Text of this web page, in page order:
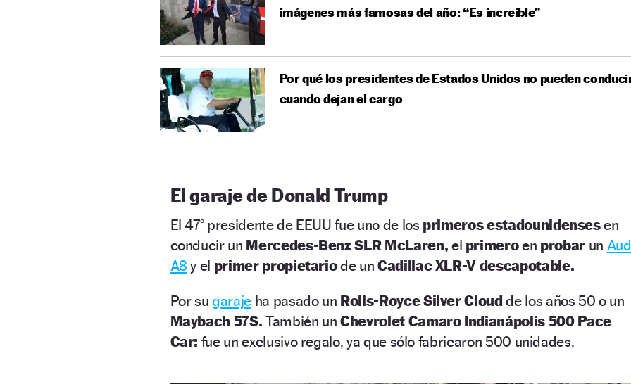
imágenes más famosas del año: “Es increíble”
Por qué los presidentes de Estados Unidos no pueden
cuando dejan el cargo
El garaje de Donald Trump
El 47º presidente de EEUU fue uno de los primeros estadounidensesen
conducir un Mercedes-Benz SLR McLaren, el primeroen probar un
A8y el primer propietariode un Cadillac XLR-V descapotable.
Por sugarajeha pasado un Rolls-Royce Silver Cloudde los años 50 o un
Maybach 57S. También unChevrolet Camaro Indianápolis 500 Pace
Car: fue un exclusivo regalo, ya que sólo fabricaron 500 unidades.